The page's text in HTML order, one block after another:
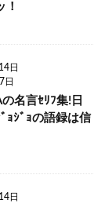
！
日
日
名言ｾﾘﾌ集!日
ｮｼﾞｮの語録は信
日